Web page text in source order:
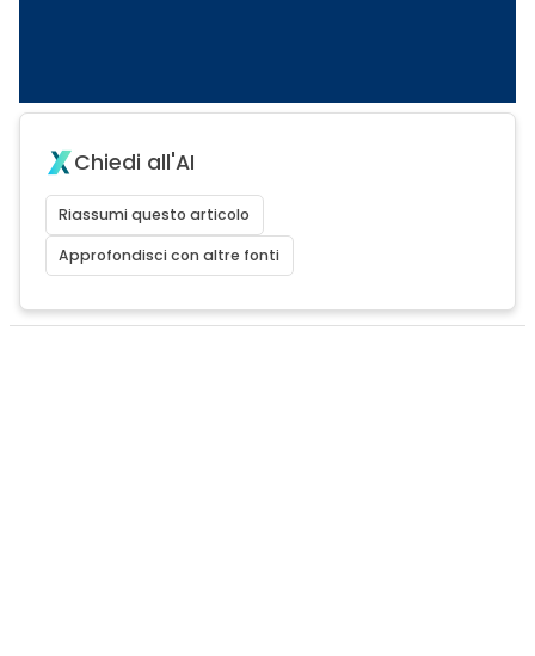
Chiedi all'AI
Riassumi questo articolo
Approfondisci con altre fonti